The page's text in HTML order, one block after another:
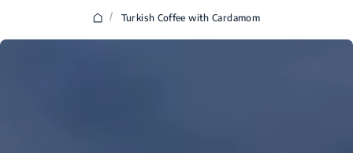
/ Turkish Coffee with Cardamom